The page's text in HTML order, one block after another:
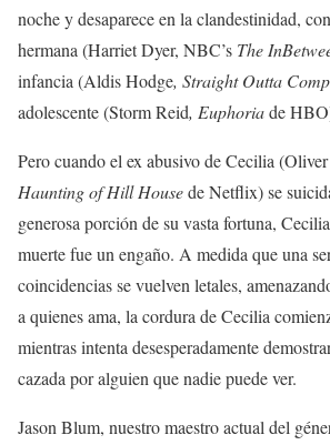
noche y desaparece en la clandestinidad,
hermana (Harriet Dyer, NBC’s The
infancia (Aldis Hodge, Straight Outta
adolescente (Storm Reid, Euphoriade
Pero cuando el ex abusivo de Cecilia
Haunting of Hill Housede Netflix) se
generosa porción de su vasta fortuna,
muerte fue un engaño. A medida que una
coincidencias se vuelven letales,
a quienes ama, la cordura de Cecilia
mientras intenta desesperadamente
cazada por alguien que nadie puede ver.
Jason Blum, nuestro maestro actual del